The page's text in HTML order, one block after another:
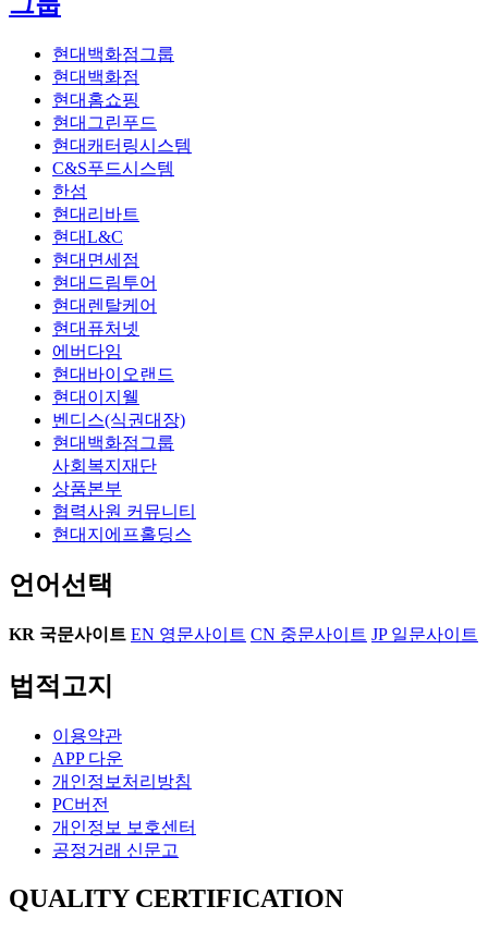
현대백화점그룹
현대백화점
현대홈쇼핑
현대그린푸드
현대캐터링시스템
C&S푸드시스템
한섬
현대리바트
현대L&C
현대면세점
현대드림투어
현대렌탈케어
현대퓨처넷
에버다임
현대바이오랜드
현대이지웰
벤디스(식권대장)
현대백화점그룹
사회복지재단
상품본부
협력사원 커뮤니티
현대지에프홀딩스
언어선택
KR 국문사이트 EN 영문사이트 CN 중문사이트 JP일문사이트
법적고지
이용약관
APP 다운
개인정보처리방침
PC버전
개인정보 보호센터
공정거래 신문고
QUALITY CERTIFICATION